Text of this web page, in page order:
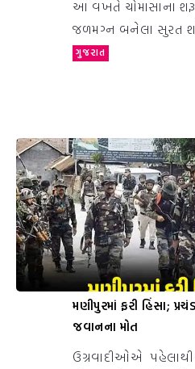
આ વખતે ચોમાસાના
જળમગ્ન બનેલા સુરત
ગુજરાત
મણીપુરમાં ફરી હિંસા;
જવાનના મોત
ઉગ્રવાદીઓએ પહેલાથી